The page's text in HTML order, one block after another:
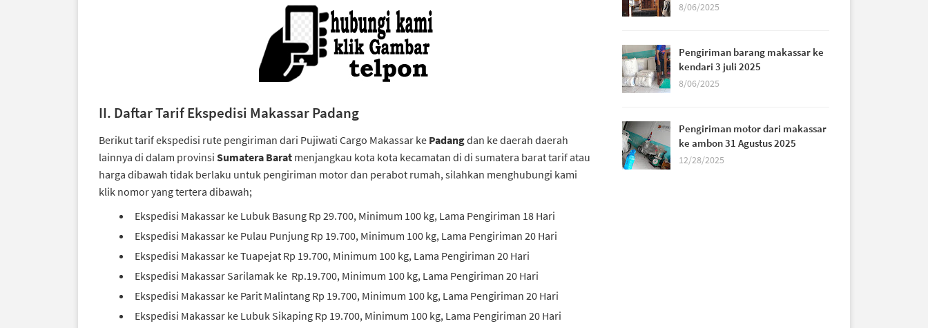
II. Daftar Tarif Ekspedisi Makassar Padang
Berikut tarif ekspedisi rute pengiriman dari Pujiwati Cargo Makassar ke Padangdan ke daerah daerah
lainnya di dalam provinsi Sumatera Barat menjangkau kota kota kecamatan di di sumatera barat tarif atau
harga dibawah tidak berlaku untuk pengiriman motor dan perabot rumah, silahkan menghubungi kami
klik nomor yang tertera dibawah;
Ekspedisi Makassar ke Lubuk Basung Rp 29.700, Minimum 100 kg, Lama Pengiriman 18 Hari
Ekspedisi Makassar ke Pulau Punjung Rp 19.700, Minimum 100 kg, Lama Pengiriman 20 Hari
Ekspedisi Makassar ke Tuapejat Rp 19.700, Minimum 100 kg, Lama Pengiriman 20 Hari
Ekspedisi Makassar Sarilamak ke Rp.19.700, Minimum 100 kg, Lama Pengiriman 20 Hari
Ekspedisi Makassar ke Parit Malintang Rp 19.700, Minimum 100 kg, Lama Pengiriman 20 Hari
Ekspedisi Makassar ke Lubuk Sikaping Rp 19.700, Minimum 100 kg, Lama Pengiriman 20 Hari
8/06/2025
Pengiriman barang makassar ke
kendari 3 juli 2025
8/06/2025
Pengiriman motor dari makassar
ke ambon 31 Agustus 2025
12/28/2025